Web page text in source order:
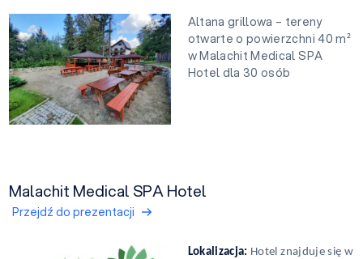
Altana grillowa – tereny
otwarte o powierzchni 40 m²
w Malachit Medical SPA
Hotel dla 30 osób
Malachit Medical SPA Hotel
Przejdź do prezentacji
Lokalizacja: Hotel znajduje się w